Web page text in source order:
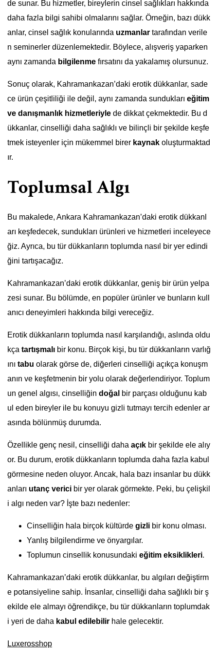
de sunar. Bu hizmetler, bireylerin cinsel sağlıkları hakkında
daha fazla bilgi sahibi olmalarını sağlar. Örneğin, bazı dükk
anlar, cinsel sağlık konularında uzmanlar tarafından verile
n seminerler düzenlemektedir. Böylece, alışveriş yaparken
aynı zamanda bilgilenme fırsatını da yakalamış olursunuz.
Sonuç olarak, Kahramankazan’daki erotik dükkanlar, sade
ce ürün çeşitliliği ile değil, aynı zamanda sundukları eğitim
ve danışmanlık hizmetleriyle de dikkat çekmektedir. Bu d
ükkanlar, cinselliği daha sağlıklı ve bilinçli bir şekilde keşfe
tmek isteyenler için mükemmel birer kaynak oluşturmaktad
ır.
Toplumsal Algı
Bu makalede, Ankara Kahramankazan’daki erotik dükkanl
arı keşfedecek, sundukları ürünleri ve hizmetleri inceleyece
ğiz. Ayrıca, bu tür dükkanların toplumda nasıl bir yer edindi
ğini tartışacağız.
Kahramankazan’daki erotik dükkanlar, geniş bir ürün yelpa
zesi sunar. Bu bölümde, en popüler ürünler ve bunların kull
anıcı deneyimleri hakkında bilgi vereceğiz.
Erotik dükkanların toplumda nasıl karşılandığı, aslında oldu
kça tartışmalı bir konu. Birçok kişi, bu tür dükkanların varlığ
ını tabu olarak görse de, diğerleri cinselliği açıkça konuşm
anın ve keşfetmenin bir yolu olarak değerlendiriyor. Toplum
un genel algısı, cinselliğin doğal bir parçası olduğunu kab
ul eden bireyler ile bu konuyu gizli tutmayı tercih edenler ar
asında bölünmüş durumda.
Özellikle genç nesil, cinselliği daha açık bir şekilde ele alıy
or. Bu durum, erotik dükkanların toplumda daha fazla kabul
görmesine neden oluyor. Ancak, hala bazı insanlar bu dükk
anları utanç verici bir yer olarak görmekte. Peki, bu çelişkil
i algı neden var? İşte bazı nedenler:
Cinselliğin hala birçok kültürde gizli bir konu olması.
Yanlış bilgilendirme ve önyargılar.
Toplumun cinsellik konusundaki eğitim eksiklikleri.
Kahramankazan’daki erotik dükkanlar, bu algıları değiştirm
e potansiyeline sahip. İnsanlar, cinselliği daha sağlıklı bir ş
ekilde ele almayı öğrendikçe, bu tür dükkanların toplumdak
i yeri de daha kabul edilebilir hale gelecektir.
Luxerosshop